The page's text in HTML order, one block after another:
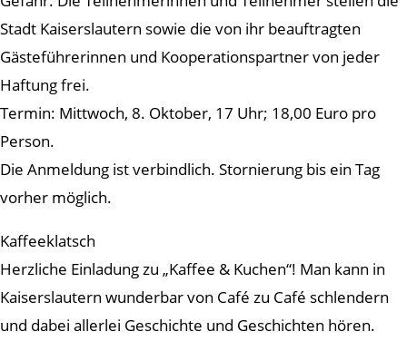
Stadt Kaiserslautern sowie die von ihr beauftragten
Gästeführerinnen und Kooperationspartner von jeder
Haftung frei.
Termin: Mittwoch, 8. Oktober, 17 Uhr; 18,00 Euro pro
Person.
Die Anmeldung ist verbindlich. Stornierung bis ein Tag
vorher möglich.
Kaffeeklatsch
Herzliche Einladung zu „Kaffee & Kuchen“! Man kann in
Kaiserslautern wunderbar von Café zu Café schlendern
und dabei allerlei Geschichte und Geschichten hören.